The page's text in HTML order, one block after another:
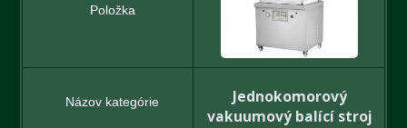
Jednokomorový
vakuumový balící stroj